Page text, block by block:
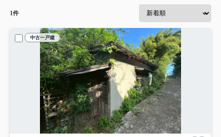
1件
中古一戸建